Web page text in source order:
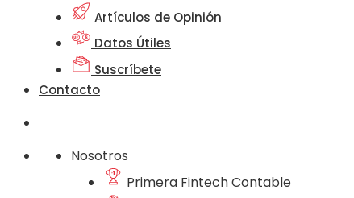
Artículos de Opinión
Datos Útiles
Suscríbete
Contacto
Nosotros
Primera Fintech Contable